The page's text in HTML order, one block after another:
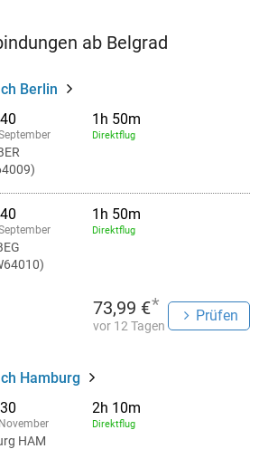
ab Belgrad
Berlin
1h 50m
Direktflug
1h 50m
Direktflug
73,99 €*
vor 12 Tagen
Prüfen
Hamburg
2h 10m
Direktflug
HAM